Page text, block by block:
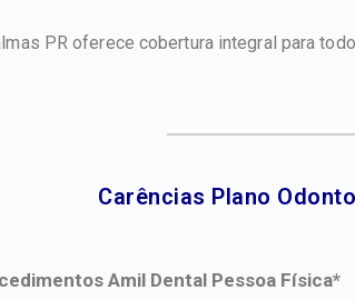
PR oferece cobertura integral para
Carências Plano
Amil Dental Pessoa Física*